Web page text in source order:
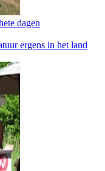
dagen
ergens in het land